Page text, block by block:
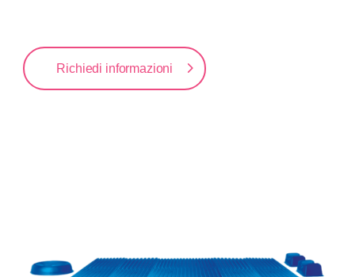
Richiedi informazioni